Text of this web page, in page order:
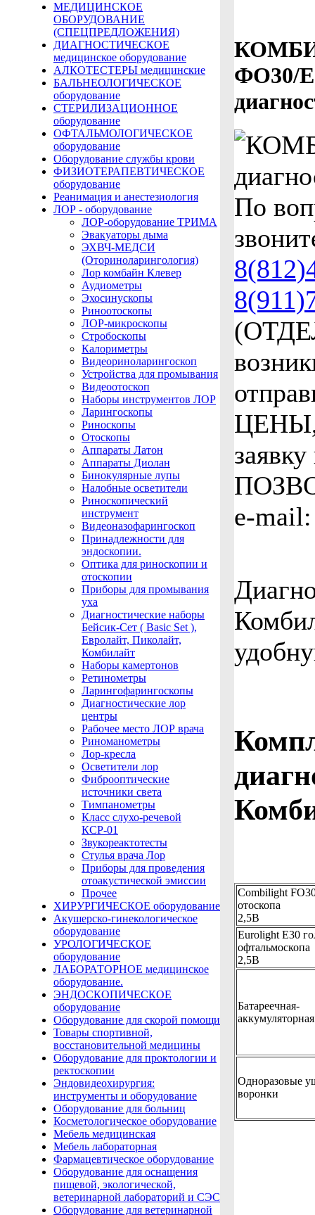
МЕДИЦИНСКОЕ
ОБОРУДОВАНИЕ
(СПЕЦПРЕДЛОЖЕНИЯ)
ДИАГНОСТИЧЕСКОЕ
медицинское оборудование
АЛКОТЕСТЕРЫ медицинские
БАЛЬНЕОЛОГИЧЕСКОЕ
оборудование
СТЕРИЛИЗАЦИОННОЕ
оборудование
ОФТАЛЬМОЛОГИЧЕСКОЕ
оборудование
Оборудование службы крови
ФИЗИОТЕРАПЕВТИЧЕСКОЕ
оборудование
Реанимация и анестезиология
ЛОР - оборудование
ЛОР-оборудование ТРИМА
Эвакуаторы дыма
ЭХВЧ-МЕДСИ
(Оториноларингология)
Лор комбайн Клевер
Аудиометры
Эхосинускопы
Риноотоскопы
ЛОР-микроскопы
Стробоскопы
Калориметры
Видеориноларингоскоп
Устройства для промывания
Видеоотоскоп
Наборы инструментов ЛОР
Ларингоскопы
Риноскопы
Отоскопы
Аппараты Латон
Аппараты Диолан
Бинокулярные лупы
Налобные осветители
Риноскопический
инструмент
Видеоназофарингоскоп
Принадлежности для
эндоскопии.
Оптика для риноскопии и
отоскопии
Приборы для промывания
уха
Диагностические наборы
Бейсик-Сет ( Basic Set ),
Евролайт, Пиколайт,
Комбилайт
Наборы камертонов
Ретинометры
Ларингофарингоскопы
Диагностические лор
центры
Рабочее место ЛОР врача
Риноманометры
Лор-кресла
Осветители лор
Фиброоптические
источники света
Тимпанометры
Класс слухо-речевой
КСР-01
Звукореактотесты
Стулья врача Лор
Приборы для проведения
отоакустической эмиссии
Прочее
ХИРУРГИЧЕСКОЕ оборудование
Акушерско-гинекологическое
оборудование
УРОЛОГИЧЕСКОЕ
оборудование
ЛАБОРАТОРНОЕ медицинское
оборудование.
ЭНДОСКОПИЧЕСКОЕ
оборудование
Оборудование для скорой помощи
Товары спортивной,
восстановительной медицины
Оборудование для проктологии и
ректоскопии
Эндовидеохирургия:
инструменты и оборудование
Оборудование для больниц
Косметологическое оборудование
Мебель медицинская
Мебель лабораторная
Фармацевтическое оборудование
Оборудование для оснащения
пищевой, экологической,
ветеринарной лабораторий и СЭС
Оборудование для ветеринарной
ФО30/
По
ЦЕНЫ,
e-
Combilight
отоскопа
2,5В
Eurolight E30
офтальмоскопа
2,5В
Батареечная-
Одноразовые
воронки